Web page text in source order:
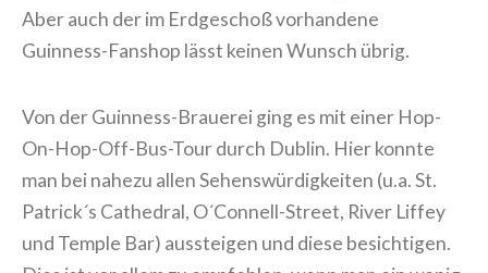
Aber auch der im Erdgeschoß vorhandene
Guinness-Fanshop lässt keinen Wunsch übrig.
Von der Guinness-Brauerei ging es mit einer Hop-
On-Hop-Off-Bus-Tour durch Dublin. Hier konnte
man bei nahezu allen Sehenswürdigkeiten (u.a. St.
Patrick´s Cathedral, O´Connell-Street, River Liffey
und Temple Bar) aussteigen und diese besichtigen.